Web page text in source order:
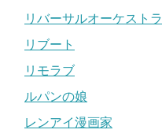
リバーサルオーケストラ
リブート
リモラブ
ルパンの娘
レンアイ漫画家